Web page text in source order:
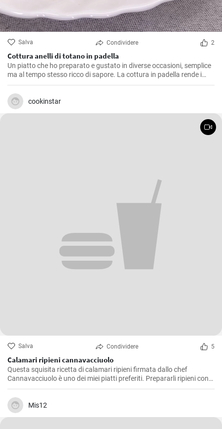
Salva Condividere 2
Cottura anelli di totano in padella
Un piatto che ho preparato e gustato in diverse occasioni, semplice
ma al tempo stesso ricco di sapore. La cottura in padella rende i
totani morbidi e saporiti. Ho scoperto che il segreto per una cottura
perfetta è far rosolare i totani a calore vivace per sigillarne i sapori
all'interno, evitando che diventino troppo asciutti.
cookinstar
Salva Condividere 5
Calamari ripieni cannavacciuolo
Questa squisita ricetta di calamari ripieni firmata dallo chef
Cannavacciuolo è uno dei miei piatti preferiti. Prepararli ripieni con
aromi, pane raffermo e prezzemolo è un'ideale miscela di sapori di
mare e terra e poi cotta al forno dona un delizioso ed equilibrato
soddisfazione al palato. E' un piatto che preferisco servire come
antipasto durante le festività, ma è ottimo anche come secondo
Mis12